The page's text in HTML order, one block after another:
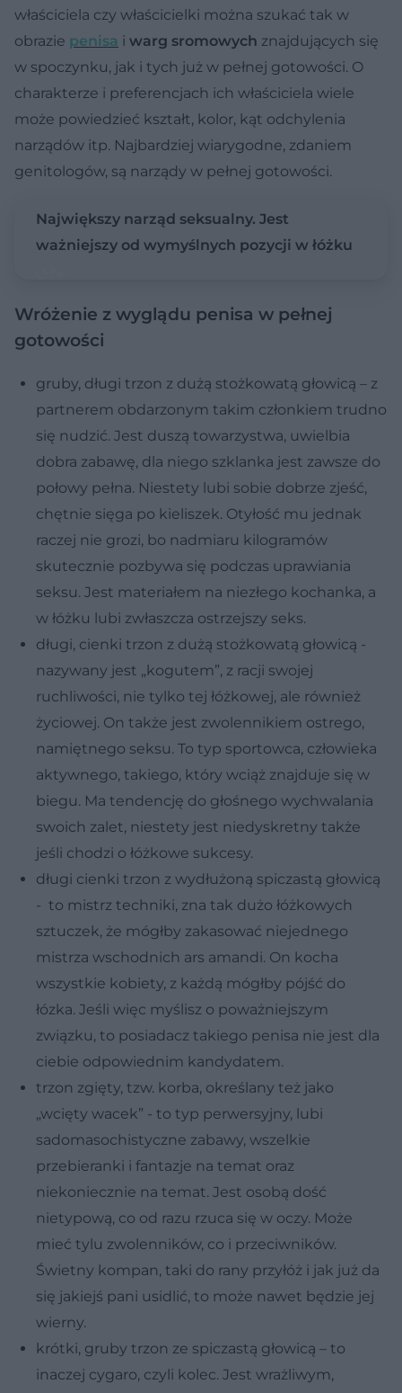
właściciela czy właścicielki można szukać tak w
obrazie penisa i warg sromowych znajdujących się
w spoczynku, jak i tych już w pełnej gotowości. O
charakterze i preferencjach ich właściciela wiele
może powiedzieć kształt, kolor, kąt odchylenia
narządów itp. Najbardziej wiarygodne, zdaniem
genitologów, są narządy w pełnej gotowości.
Największy narząd seksualny. Jest
ważniejszy od wymyślnych pozycji w łóżku
Wróżenie z wyglądu penisa w pełnej
gotowości
gruby, długi trzon z dużą stożkowatą głowicą – z
partnerem obdarzonym takim członkiem trudno
się nudzić. Jest duszą towarzystwa, uwielbia
dobra zabawę, dla niego szklanka jest zawsze do
połowy pełna. Niestety lubi sobie dobrze zjeść,
chętnie sięga po kieliszek. Otyłość mu jednak
raczej nie grozi, bo nadmiaru kilogramów
skutecznie pozbywa się podczas uprawiania
seksu. Jest materiałem na niezłego kochanka, a
w łóżku lubi zwłaszcza ostrzejszy seks.
długi, cienki trzon z dużą stożkowatą głowicą -
nazywany jest „kogutem”, z racji swojej
ruchliwości, nie tylko tej łóżkowej, ale również
życiowej. On także jest zwolennikiem ostrego,
namiętnego seksu. To typ sportowca, człowieka
aktywnego, takiego, który wciąż znajduje się w
biegu. Ma tendencję do głośnego wychwalania
swoich zalet, niestety jest niedyskretny także
jeśli chodzi o łóżkowe sukcesy.
długi cienki trzon z wydłużoną spiczastą głowicą
- to mistrz techniki, zna tak dużo łóżkowych
sztuczek, że mógłby zakasować niejednego
mistrza wschodnich ars amandi. On kocha
wszystkie kobiety, z każdą mógłby pójść do
łózka. Jeśli więc myślisz o poważniejszym
związku, to posiadacz takiego penisa nie jest dla
ciebie odpowiednim kandydatem.
trzon zgięty, tzw. korba, określany też jako
„wcięty wacek” - to typ perwersyjny, lubi
sadomasochistyczne zabawy, wszelkie
przebieranki i fantazje na temat oraz
niekoniecznie na temat. Jest osobą dość
nietypową, co od razu rzuca się w oczy. Może
mieć tylu zwolenników, co i przeciwników.
Świetny kompan, taki do rany przyłóż i jak już da
się jakiejś pani usidlić, to może nawet będzie jej
wierny.
krótki, gruby trzon ze spiczastą głowicą – to
inaczej cygaro, czyli kolec. Jest wrażliwym,